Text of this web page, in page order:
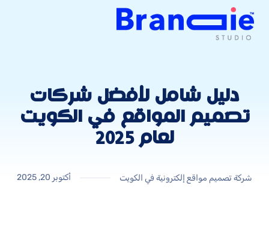
دليل شامل لأفضل شركات
تصميم المواقع في الكويت
لعام 2025
شركة تصميم مواقع إلكترونية في الكويت أكتوبر 20, 2025